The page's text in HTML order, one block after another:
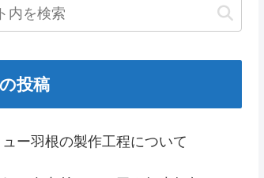
投稿
ー羽根の製作工程について